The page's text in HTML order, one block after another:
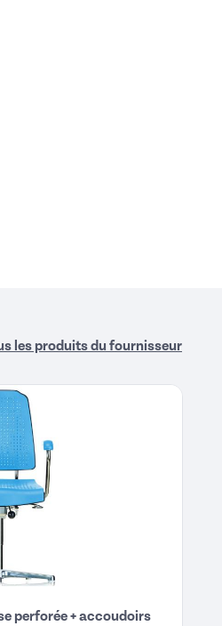
perforée + accoudoirs
les produits du fournisseur